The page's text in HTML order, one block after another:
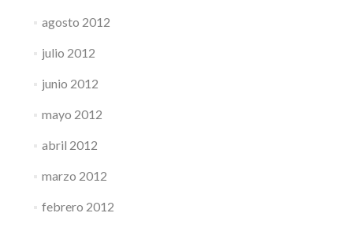
agosto 2012
julio 2012
junio 2012
mayo 2012
abril 2012
marzo 2012
febrero 2012